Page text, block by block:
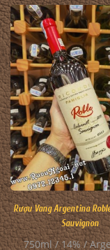
Rượu Vang Argentina
Sauvignon
750ml / 14% /